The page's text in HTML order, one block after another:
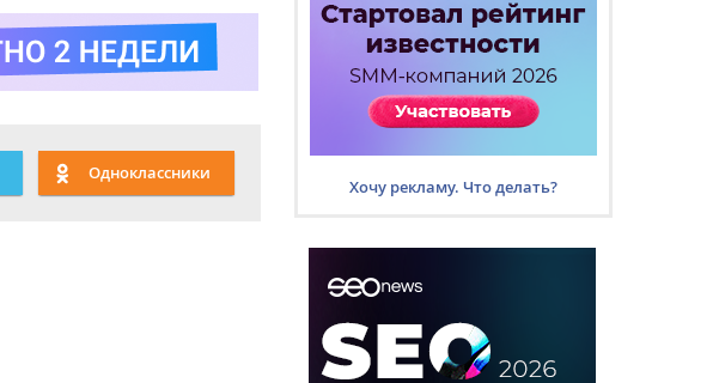
Одноклассники
Хочу рекламу. Что делать?